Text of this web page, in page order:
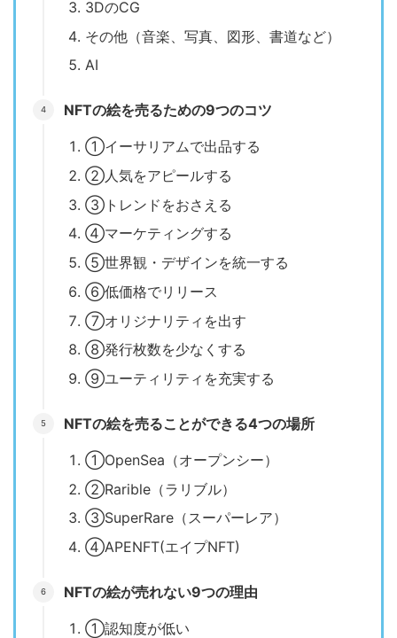
3DのCG
その他（音楽、写真、図形、書道など）
AI
NFTの絵を売るための9つのコツ
①イーサリアムで出品する
②人気をアピールする
③トレンドをおさえる
④マーケティングする
⑤世界観・デザインを統一する
⑥低価格でリリース
⑦オリジナリティを出す
⑧発行枚数を少なくする
⑨ユーティリティを充実する
NFTの絵を売ることができる4つの場所
①OpenSea（オープンシー）
②Rarible（ラリブル）
③SuperRare（スーパーレア）
④APENFT(エイプNFT)
NFTの絵が売れない9つの理由
①認知度が低い